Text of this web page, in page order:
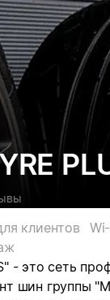
клиентов
- это сеть
шин группы